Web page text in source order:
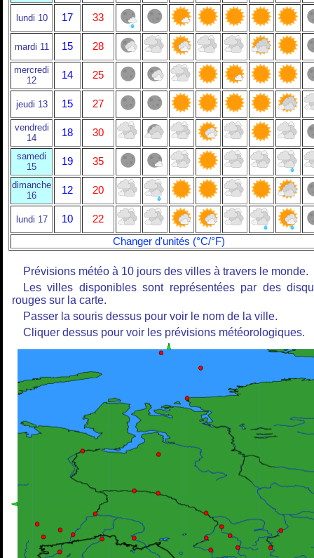
lundi 10 17 33
mardi 11 15 28
mercredi
12
14 25
jeudi 13 15 27
vendredi
14
18 30
samedi
15
19 35
dimanche
16
12 20
lundi 17 10
22
Changer d'unités (°C/°F)
Prévisions météo à 10 jours des villes à travers le monde.
Les villes disponibles sont représentées par des
rouges sur la carte.
Passer la souris dessus pour voir le nom de la ville.
Cliquer dessus pour voir les prévisions météorologiques.